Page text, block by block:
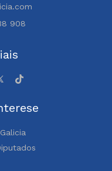
908